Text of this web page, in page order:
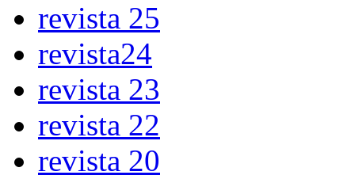
revista 25
revista24
revista 23
revista 22
revista 20